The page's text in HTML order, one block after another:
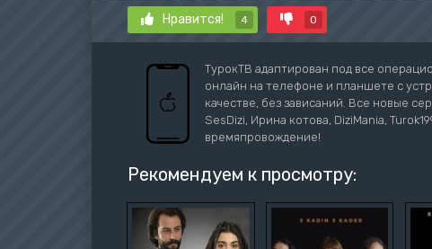
Нравится! 4 0
ТурокТВ адаптирован под все
онлайн на телефоне и планшете с
качестве, без зависаний. Все новые
SesDizi, Ирина котова, DiziMania,
времяпровождение!
Рекомендуем к просмотру: